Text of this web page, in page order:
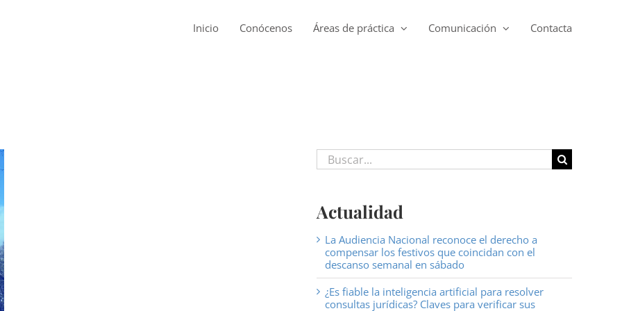
Inicio Conócenos Áreas de práctica Comunicación Contacta
Buscar:
Actualidad
La Audiencia Nacional reconoce el derecho a
compensar los festivos que coincidan con el
descanso semanal en sábado
¿Es fiable la inteligencia artificial para resolver
consultas jurídicas? Claves para verificar sus